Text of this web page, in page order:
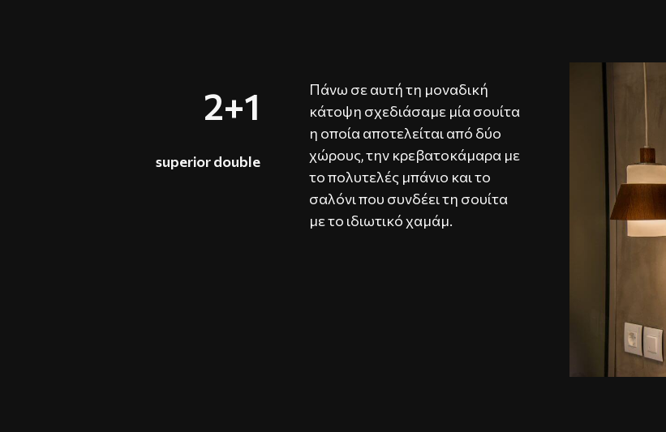
2+1
superior double
Πάνω σε αυτή τη μοναδική
κάτοψη σχεδιάσαμε μία σουίτα
η οποία αποτελείται από δύο
χώρους, την κρεβατοκάμαρα με
το πολυτελές μπάνιο και το
σαλόνι που συνδέει τη σουίτα
με το ιδιωτικό χαμάμ.